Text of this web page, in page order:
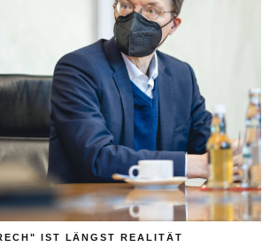
IST LÄNGST REALITÄT